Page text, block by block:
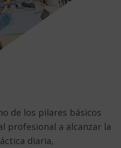
de los pilares básicos
profesional a alcanzar la
diaria,